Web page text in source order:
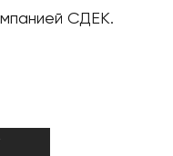
СДЕК.